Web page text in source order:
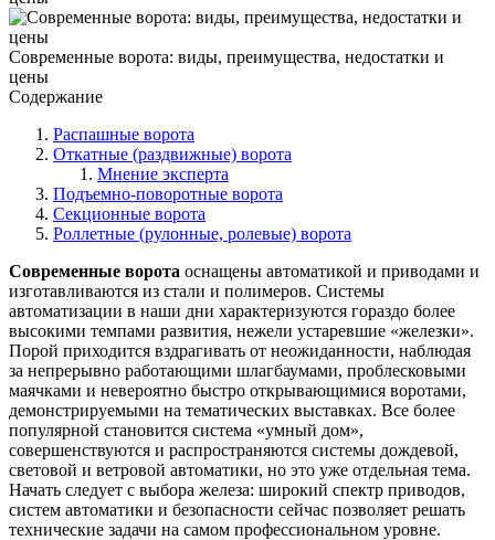
Современные ворота: виды, преимущества, недостатки и
цены
Содержание
Распашные ворота
Откатные (раздвижные) ворота
Мнение эксперта
Подъемно-поворотные ворота
Секционные ворота
Роллетные (рулонные, ролевые) ворота
Современные ворота оснащены автоматикой и приводами и
изготавливаются из стали и полимеров. Системы
автоматизации в наши дни характеризуются гораздо более
высокими темпами развития, нежели устаревшие «железки».
Порой приходится вздрагивать от неожиданности, наблюдая
за непрерывно работающими шлагбаумами, проблесковыми
маячками и невероятно быстро открывающимися воротами,
демонстрируемыми на тематических выставках. Все более
популярной становится система «умный дом»,
совершенствуются и распространяются системы дождевой,
световой и ветровой автоматики, но это уже отдельная тема.
Начать следует с выбора железа: широкий спектр приводов,
систем автоматики и безопасности сейчас позволяет решать
технические задачи на самом профессиональном уровне.